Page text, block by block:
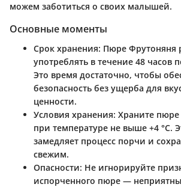
можем заботиться о своих малышей.
Основные моменты
Срок хранения: Пюре Фрутоняня
употреблять в течение 48 часов
Это время достаточно, чтобы
безопасность без ущерба для
ценности.
Условия хранения: Храните
при температуре не выше +4 °C.
замедляет процесс порчи и
свежим.
Опасности: Не игнорируйте
испорченного пюре —